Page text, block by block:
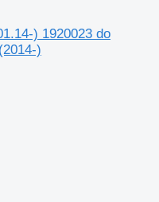
) 1920023 do
)